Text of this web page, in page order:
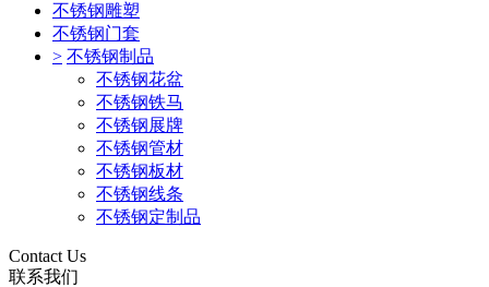
不锈钢雕塑
不锈钢门套
> 不锈钢制品
不锈钢花盆
不锈钢铁马
不锈钢展牌
不锈钢管材
不锈钢板材
不锈钢线条
不锈钢定制品
Contact Us
联系我们